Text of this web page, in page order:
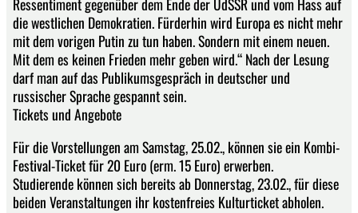
die westlichen Demokratien. Fürderhin wird Europa es nicht mehr
mit dem vorigen Putin zu tun haben. Sondern mit einem neuen.
Mit dem es keinen Frieden mehr geben wird.“ Nach der Lesung
darf man auf das Publikumsgespräch in deutscher und
russischer Sprache gespannt sein.
Tickets und Angebote
Für die Vorstellungen am Samstag, 25.02., können sie ein Kombi-
Festival-Ticket für 20 Euro (erm. 15 Euro) erwerben.
Studierende können sich bereits ab Donnerstag, 23.02., für diese
beiden Veranstaltungen ihr kostenfreies Kulturticket abholen.